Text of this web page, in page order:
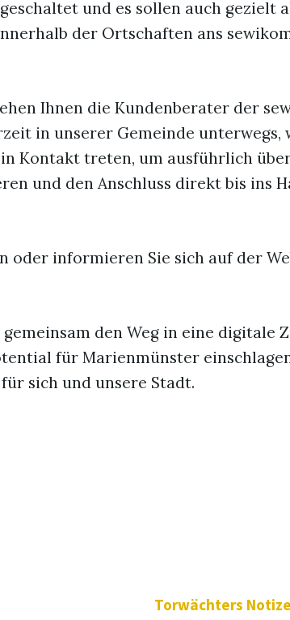
und es sollen auch gezielt
der Ortschaften ans
Ihnen die Kundenberater der
in unserer Gemeinde unterwegs,
Kontakt treten, um ausführlich
und den Anschluss direkt bis ins
oder informieren Sie sich auf der
den Weg in eine digitale
für Marienmünster
sich und unsere Stadt.
Torwächters